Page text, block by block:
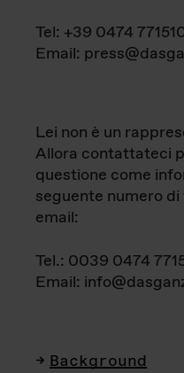
Tel: +39 0474
Email:
Lei non è un
Allora contattateci
questione come
seguente numero
email:
Tel.: 0039 0474
Email:
Background